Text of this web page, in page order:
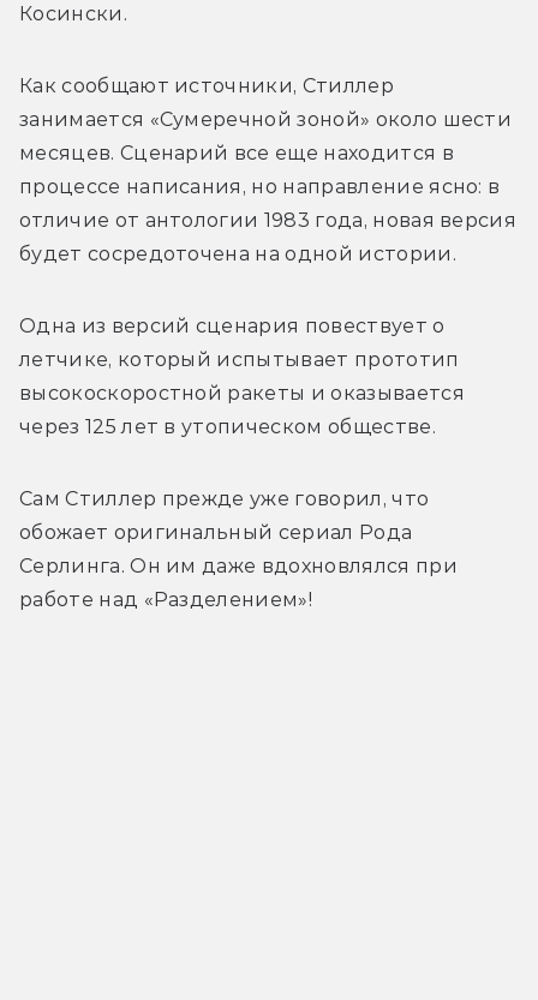
Косински.
Как сообщают источники, Стиллер
занимается «Сумеречной зоной» около шести
месяцев. Сценарий все еще находится в
процессе написания, но направление ясно: в
отличие от антологии 1983 года, новая версия
будет сосредоточена на одной истории.
Одна из версий сценария повествует о
летчике, который испытывает прототип
высокоскоростной ракеты и оказывается
через 125 лет в утопическом обществе.
Сам Стиллер прежде уже говорил, что
обожает оригинальный сериал Рода
Серлинга. Он им даже вдохновлялся при
работе над «Разделением»!